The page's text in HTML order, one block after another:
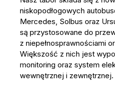
niskopodłogowych
Mercedes, Solbus oraz
są przystosowane do
z niepełnosprawnościami
Większość z nich jest
monitoring oraz system
wewnętrznej i zewnętrznej.